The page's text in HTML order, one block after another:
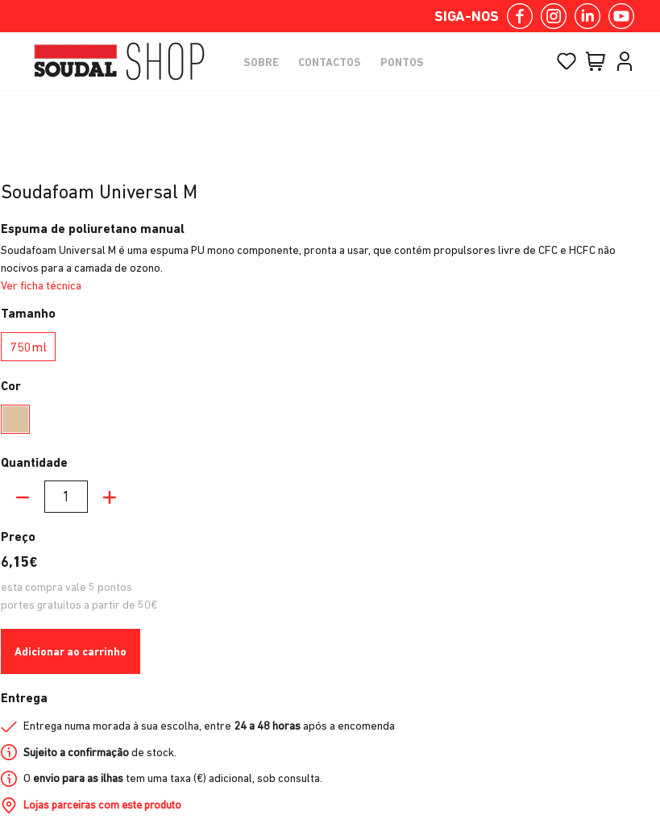
SIGA-NOS
SOBRE CONTACTOS PONTOS
Soudafoam Universal M
Espuma de poliuretano manual
Soudafoam Universal M é uma espuma PU mono componente, pronta a usar, que contém propulsores livre de CFC e HCFC não
nocivos para a camada de ozono.
Ver ficha técnica
Tamanho
750ml
Cor
Quantidade
Preço
6,15€
esta compra vale 5 pontos
portes gratuitos a partir de 50€
Adicionar ao carrinho
Entrega
Entrega numa morada à sua escolha, entre 24 a 48 horasapós a encomenda
Sujeito a confirmaçãode stock.
O envio para as ilhas tem uma taxa (€) adicional, sob consulta.
Lojas parceiras com este produto